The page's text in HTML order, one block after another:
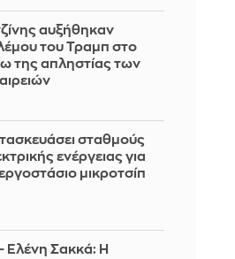
αυξήθηκαν
του Τραμπ στο
της απληστίας των
σταθμούς
ενέργειας για
μικροτσίπ
Ελένη Σακκά: Η